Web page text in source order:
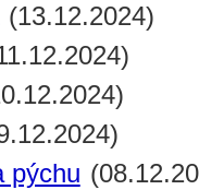
(13.12.2024)
pýchu